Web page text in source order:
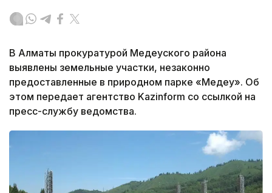
В Алматы прокуратурой Медеуского района
выявлены земельные участки, незаконно
предоставленные в природном парке «Медеу». Об
этом передает агентство Kazinform со ссылкой на
пресс-службу ведомства.